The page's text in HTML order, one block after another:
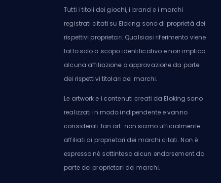
Tutti i titoli dei giochi, i brand e i marchi
registrati citati su Eloking sono di proprietà dei
rispettivi proprietari. Qualsiasi riferimento viene
fatto solo a scopo identificativo e non implica
alcuna affiliazione o approvazione da parte
dei rispettivi titolari dei marchi.
Le artwork e i contenuti creati da Eloking sono
realizzati in modo indipendente e vanno
considerati fan art: non siamo ufficialmente
affiliati ai proprietari dei marchi citati. Non è
espresso né sottinteso alcun endorsement da
parte dei proprietari dei marchi.